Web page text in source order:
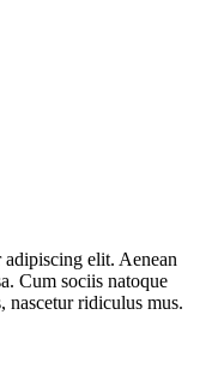
adipiscing elit. Aenean
Cum sociis natoque
nascetur ridiculus mus.